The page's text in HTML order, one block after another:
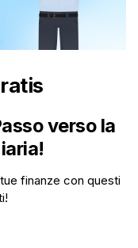
verso la
finanze con questi